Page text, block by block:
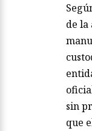
de la
sin
que